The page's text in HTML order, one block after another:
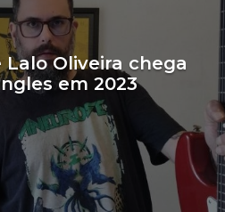
Lalo Oliveira chega
em 2023